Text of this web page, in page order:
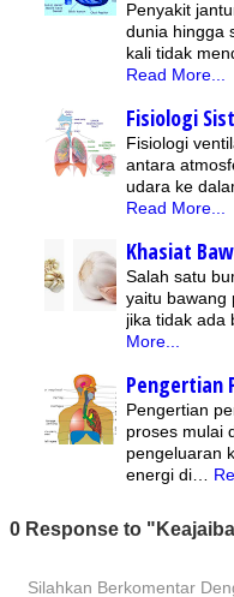
Penyakit
dunia hingga
kali tidak
Read More...
Fisiologi
Fisiologi
antara
udara ke
Read More...
Khasiat
Salah satu
yaitu bawang
jika tidak ada
More...
Pengertian
Pengertian
proses mulai
pengeluaran
energi di…
0 Response to
Silahkan Berkomentar